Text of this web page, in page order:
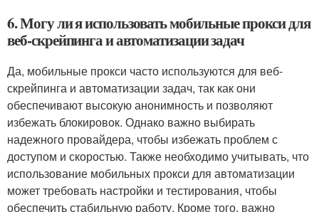
6. Могу ли я использовать мобильные прокси для
веб-скрейпинга и автоматизации задач
Да, мобильные прокси часто используются для веб-
скрейпинга и автоматизации задач, так как они
обеспечивают высокую анонимность и позволяют
избежать блокировок. Однако важно выбирать
надежного провайдера, чтобы избежать проблем с
доступом и скоростью. Также необходимо учитывать, что
использование мобильных прокси для автоматизации
может требовать настройки и тестирования, чтобы
обеспечить стабильную работу. Кроме того, важно